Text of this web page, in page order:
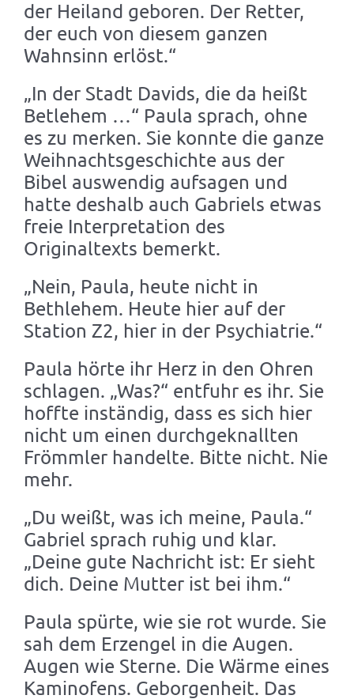
der Heiland geboren. Der Retter,
der euch von diesem ganzen
Wahnsinn erlöst.“
„In der Stadt Davids, die da heißt
Betlehem …“ Paula sprach, ohne
es zu merken. Sie konnte die ganze
Weihnachtsgeschichte aus der
Bibel auswendig aufsagen und
hatte deshalb auch Gabriels etwas
freie Interpretation des
Originaltexts bemerkt.
„Nein, Paula, heute nicht in
Bethlehem. Heute hier auf der
Station Z2, hier in der Psychiatrie.“
Paula hörte ihr Herz in den Ohren
schlagen. „Was?“ entfuhr es ihr. Sie
hoffte inständig, dass es sich hier
nicht um einen durchgeknallten
Frömmler handelte. Bitte nicht. Nie
mehr.
„Du weißt, was ich meine, Paula.“
Gabriel sprach ruhig und klar.
„Deine gute Nachricht ist: Er sieht
dich. Deine Mutter ist bei ihm.“
Paula spürte, wie sie rot wurde. Sie
sah dem Erzengel in die Augen.
Augen wie Sterne. Die Wärme eines
Kaminofens. Geborgenheit. Das